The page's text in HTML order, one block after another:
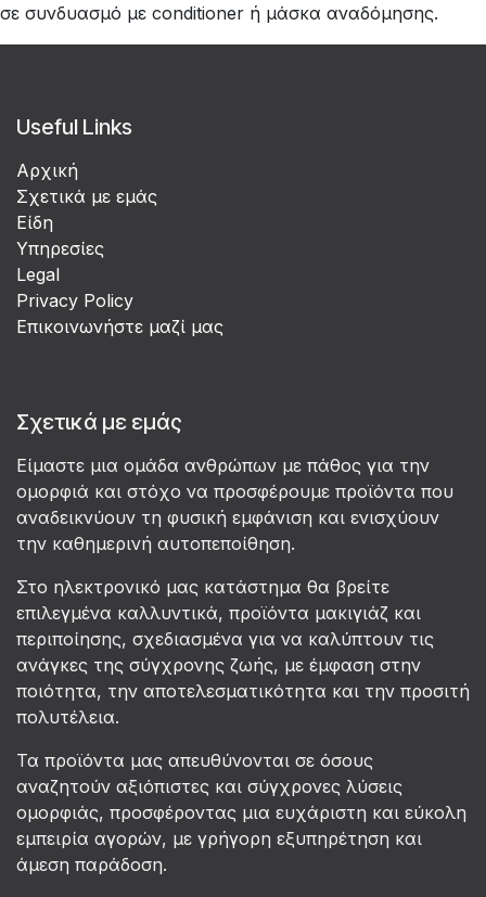
σε συνδυασμό με conditioner ή μάσκα αναδόμησης.
Useful Links
Αρχική
Σχετικά με εμάς
Είδη
Υπηρεσίες
Legal
Privacy Policy
Επικοινωνήστε μαζί μας
Σχετικά με εμάς
Είμαστε μια ομάδα ανθρώπων με πάθος για την
ομορφιά και στόχο να προσφέρουμε προϊόντα που
αναδεικνύουν τη φυσική εμφάνιση και ενισχύουν
την καθημερινή αυτοπεποίθηση.
Στο ηλεκτρονικό μας κατάστημα θα βρείτε
επιλεγμένα καλλυντικά, προϊόντα μακιγιάζ και
περιποίησης, σχεδιασμένα για να καλύπτουν τις
ανάγκες της σύγχρονης ζωής, με έμφαση στην
ποιότητα, την αποτελεσματικότητα και την προσιτή
πολυτέλεια.
Τα προϊόντα μας απευθύνονται σε όσους
αναζητούν αξιόπιστες και σύγχρονες λύσεις
ομορφιάς, προσφέροντας μια ευχάριστη και εύκολη
εμπειρία αγορών, με γρήγορη εξυπηρέτηση και
άμεση παράδοση.